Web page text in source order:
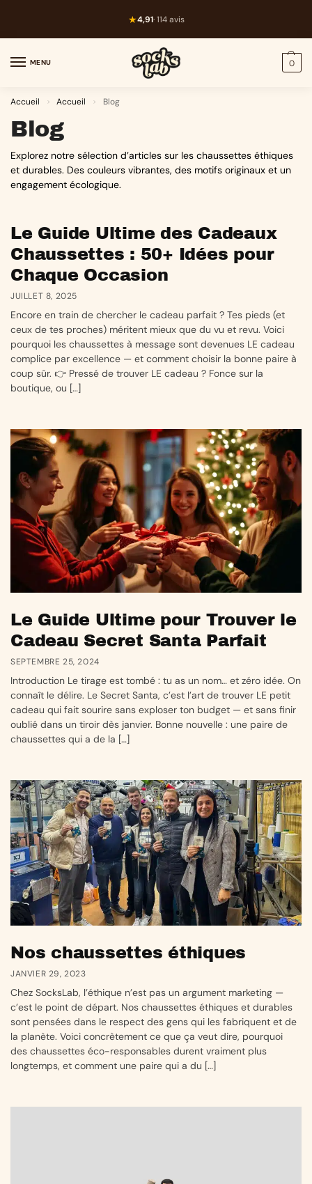
★4,91· 114 avis
MENU 0
Accueil > Accueil > Blog
Blog
Explorez notre sélection d’articles sur les chaussettes éthiques
et durables. Des couleurs vibrantes, des motifs originaux et un
engagement écologique.
Le Guide Ultime des Cadeaux
Chaussettes : 50+ Idées pour
Chaque Occasion
JUILLET 8, 2025
Encore en train de chercher le cadeau parfait ? Tes pieds (et
ceux de tes proches) méritent mieux que du vu et revu. Voici
pourquoi les chaussettes à message sont devenues LE cadeau
complice par excellence — et comment choisir la bonne paire à
coup sûr. 👉 Pressé de trouver LE cadeau ? Fonce sur la
boutique, ou […]
Le Guide Ultime pour Trouver le
Cadeau Secret Santa Parfait
SEPTEMBRE 25, 2024
Introduction Le tirage est tombé : tu as un nom… et zéro idée. On
connaît le délire. Le Secret Santa, c’est l’art de trouver LE petit
cadeau qui fait sourire sans exploser ton budget — et sans finir
oublié dans un tiroir dès janvier. Bonne nouvelle : une paire de
chaussettes qui a de la […]
Nos chaussettes éthiques
JANVIER 29, 2023
Chez SocksLab, l’éthique n’est pas un argument marketing —
c’est le point de départ. Nos chaussettes éthiques et durables
sont pensées dans le respect des gens qui les fabriquent et de
la planète. Voici concrètement ce que ça veut dire, pourquoi
des chaussettes éco-responsables durent vraiment plus
longtemps, et comment une paire qui a du […]